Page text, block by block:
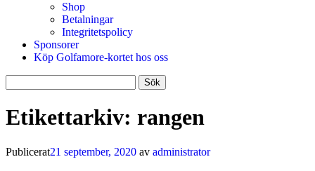
Shop
Betalningar
Integritetspolicy
Sponsorer
Köp Golfamore-kortet hos oss
efter:
Etikettarkiv: rangen
Publicerat21 september, 2020 av administrator